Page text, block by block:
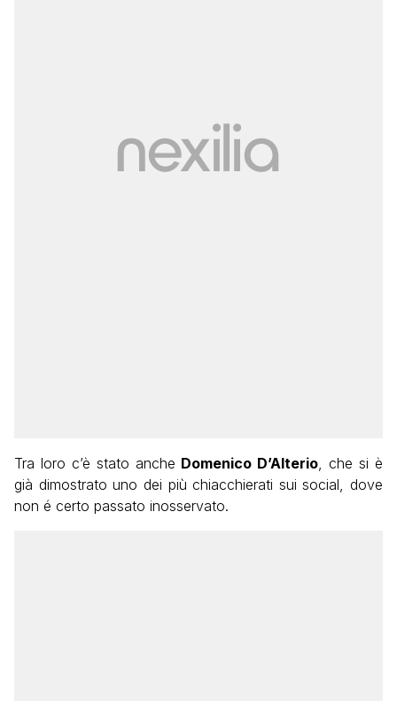
Tra loro c’è stato anche Domenico D’Alterio , che si è
già dimostrato uno dei più chiacchierati sui social, dove
non é certo passato inosservato.